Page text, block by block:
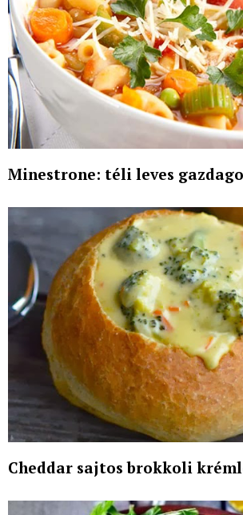
Minestrone: téli leves
Cheddar sajtos brokkoli